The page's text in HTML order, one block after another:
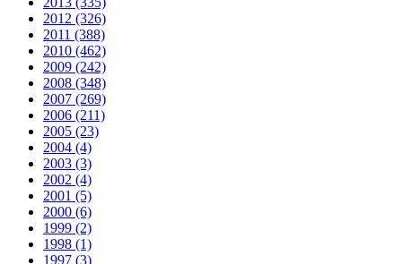
2012 (326)
2011 (388)
2010 (462)
2009 (242)
2008 (348)
2007 (269)
2006 (211)
2005 (23)
2004 (4)
2003 (3)
2002 (4)
2001 (5)
2000 (6)
1999 (2)
1998 (1)
1997 (3)